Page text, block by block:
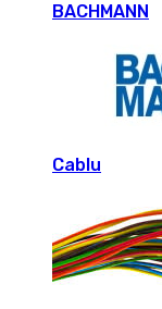
BACHMANN
Cablu